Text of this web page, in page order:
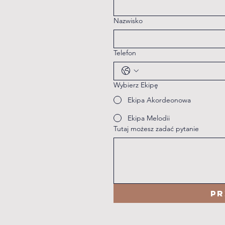
Nazwisko
Telefon
Wybierz Ekipę
Ekipa Akordeonowa
Ekipa Melodii
Tutaj możesz zadać pytanie